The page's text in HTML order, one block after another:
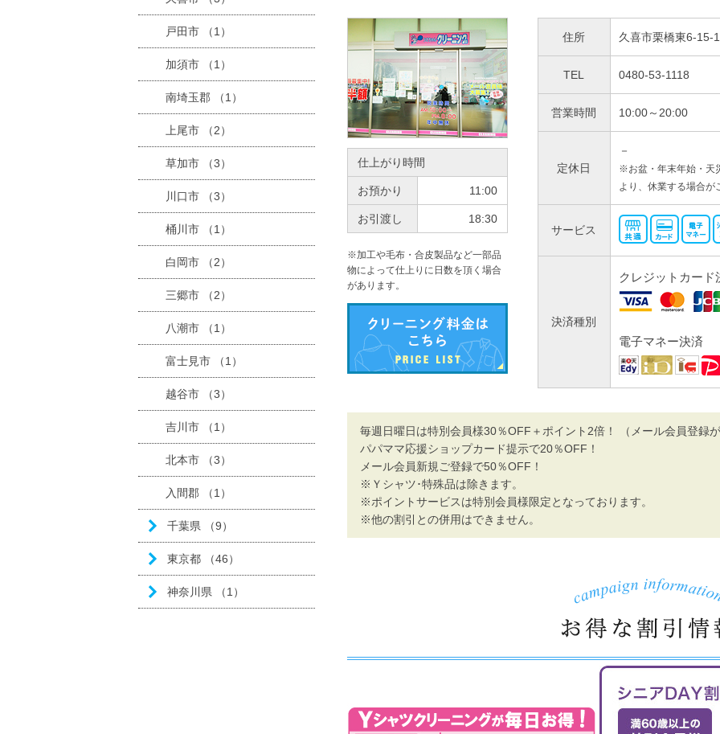
仕上がり時間
お預かり 11:00
お引渡し 18:30
※加工や毛布・合皮製品など一部品
物によって仕上りに日数を頂く場合
があります。
住所 久喜市栗橋東6-15-1
TEL 0480-53-1118
営業時間 10:00～20:00
定休日
－
※お盆・年末年始・天
より、休業する場合が
サービス
決済種別
クレジットカード
電子マネー決済
毎週日曜日は特別会員様30％OFF＋ポイント2倍！ （メール会員登録
パパママ応援ショップカード提示で20％OFF！
メール会員新規ご登録で50％OFF！
※Ｙシャツ･特殊品は除きます。
※ポイントサービスは特別会員様限定となっております。
※他の割引との併用はできません。
戸田市 （1）
加須市 （1）
南埼玉郡 （1）
上尾市 （2）
草加市 （3）
川口市 （3）
桶川市 （1）
白岡市 （2）
三郷市 （2）
八潮市 （1）
富士見市 （1）
越谷市 （3）
吉川市 （1）
北本市 （3）
入間郡 （1）
千葉県 （9）
東京都 （46）
神奈川県 （1）